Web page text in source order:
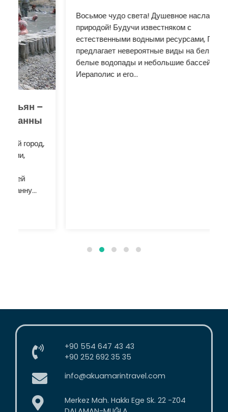
Саригерме – Памуккале (Хлопковый
Восьмое чудо света! Душевное наслаждение
белые водопады и небольшие бассейны.
+90 554 647 43 43
+90 252 692 35 35
info@akuamarintravel.com
Merkez Mah. Hakkı Ege Sk. 22 -Z04